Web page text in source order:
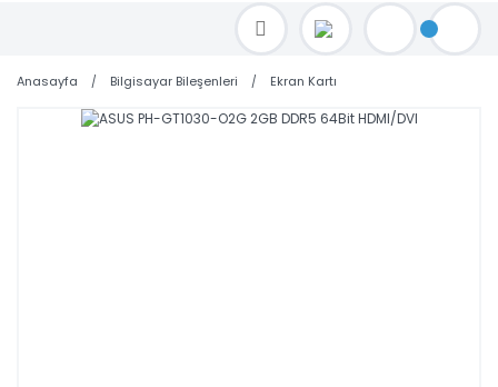
TOPTAN FİYAT ALMAK İÇİN satis@toptanbilgisayar.net MAİL ATINIZ.
SİPARİŞLERİNİZİ AYNI GÜN KARGO İLE GÖNDERİYORUZ!
Anasayfa Bilgisayar Bileşenleri Ekran Kartı